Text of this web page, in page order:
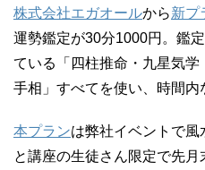
株式会社エガオールから新プ
運勢鑑定が30分1000円。鑑
ている「四柱推命・九星気学
手相」すべてを使い、時間内
本プランは弊社イベントで
と講座の生徒さん限定で先